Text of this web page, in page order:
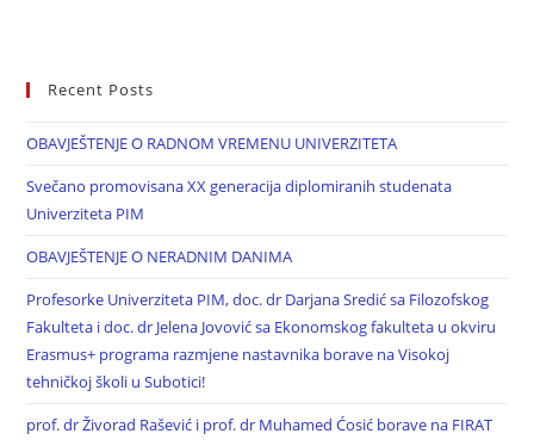
Recent Posts
OBAVJEŠTENJE O RADNOM VREMENU UNIVERZITETA
Svečano promovisana XX generacija diplomiranih studenata
Univerziteta PIM
OBAVJEŠTENJE O NERADNIM DANIMA
Profesorke Univerziteta PIM, doc. dr Darjana Sredić sa Filozofskog
Fakulteta i doc. dr Jelena Jovović sa Ekonomskog fakulteta u okviru
Erasmus+ programa razmjene nastavnika borave na Visokoj
tehničkoj školi u Subotici!
prof. dr Živorad Rašević i prof. dr Muhamed Ćosić borave na FIRAT